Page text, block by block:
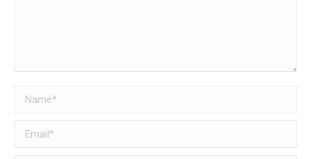
Name *
Email *